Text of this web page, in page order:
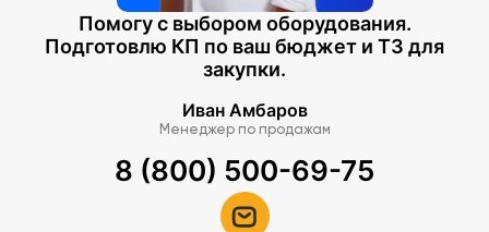
Помогу с выбором оборудования.
Подготовлю КП по ваш бюджет и ТЗ для
закупки.
Иван Амбаров
Менеджер по продажам
8 (800) 500-69-75